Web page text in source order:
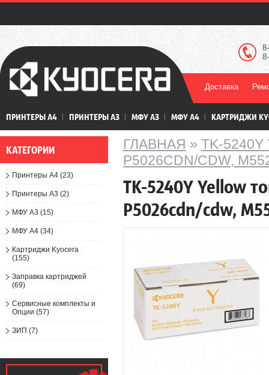
Доставка
ПРИНТЕРЫ А4 ПРИНТЕРЫ А3 МФУ А3 МФУ А4 КАРТРИДЖИ
КАТЕГОРИИ
Принтеры А4 (23)
Принтеры А3 (2)
МФУ А3 (15)
МФУ А4 (34)
Картриджи Kyocera
(155)
Заправка картриджей
(69)
Сервисные комплекты и
Опции (57)
ЗИП (7)
ГЛАВНАЯ » TK-
P5026CDN/CDW,
TK-5240Y Yellow
P5026cdn/cdw,